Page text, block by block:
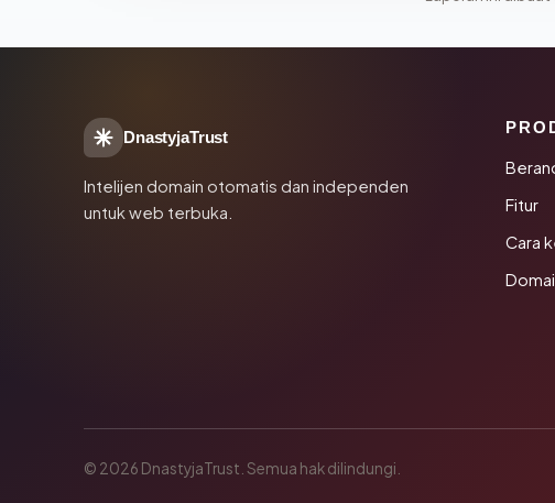
DnastyjaTrust
Intelijen domain otomatis dan independen
untuk web terbuka.
Fitur
Cara
© 2026 DnastyjaTrust. Semua hak dilindungi.